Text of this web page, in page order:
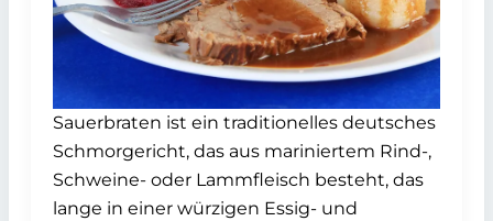
Sauerbraten ist ein traditionelles deutsches
Schmorgericht, das aus mariniertem Rind-,
Schweine- oder Lammfleisch besteht, das
lange in einer würzigen Essig- und